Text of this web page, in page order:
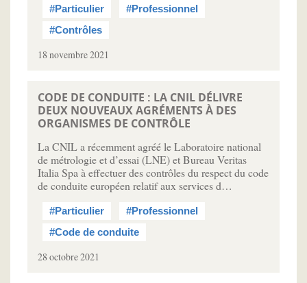
#Particulier
#Professionnel
#Contrôles
18 novembre 2021
CODE DE CONDUITE : LA CNIL DÉLIVRE
DEUX NOUVEAUX AGRÉMENTS À DES
ORGANISMES DE CONTRÔLE
La CNIL a récemment agréé le Laboratoire national
de métrologie et d’essai (LNE) et Bureau Veritas
Italia Spa à effectuer des contrôles du respect du code
de conduite européen relatif aux services d…
#Particulier
#Professionnel
#Code de conduite
28 octobre 2021